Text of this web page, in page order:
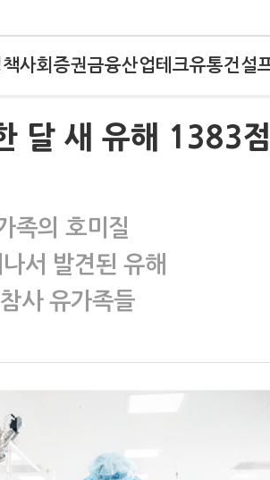
사회 증권금융산업테크유통건설
달 새 유해 1383
족의 호미질
서 발견된 유해
사 유가족들